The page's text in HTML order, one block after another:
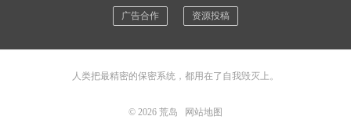
广告合作 资源投稿
人类把最精密的保密系统，都用在了自我毁灭上。
© 2026 荒岛 网站地图